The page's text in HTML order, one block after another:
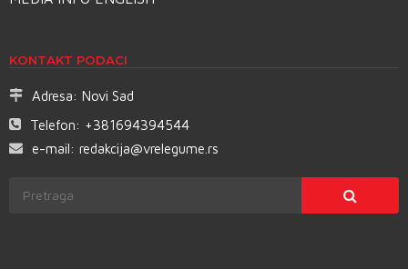
KONTAKT PODACI
Adresa: Novi Sad
Telefon: +381694394544
e-mail: redakcija@vrelegume.rs